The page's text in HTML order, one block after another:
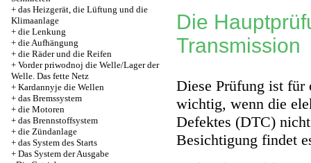
+ das Heizgerät, die Lüftung und die
Klimaanlage
+ die Lenkung
+ die Aufhängung
+ die Räder und die Reifen
+ Vorder priwodnoj die Welle/Lager der
Welle. Das fette Netz
+ Kardannyje die Wellen
+ das Bremssystem
+ die Motoren
+ das Brennstoffsystem
+ die Zündanlage
+ das System des Starts
+ Das System der Ausgabe
Die
Transmission
Diese Prüfung ist für
wichtig, wenn die
Defektes (DTC)
Besichtigung findet